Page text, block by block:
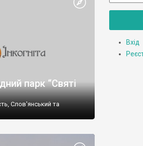
парк “Святі
Слов'янський та
Вхід